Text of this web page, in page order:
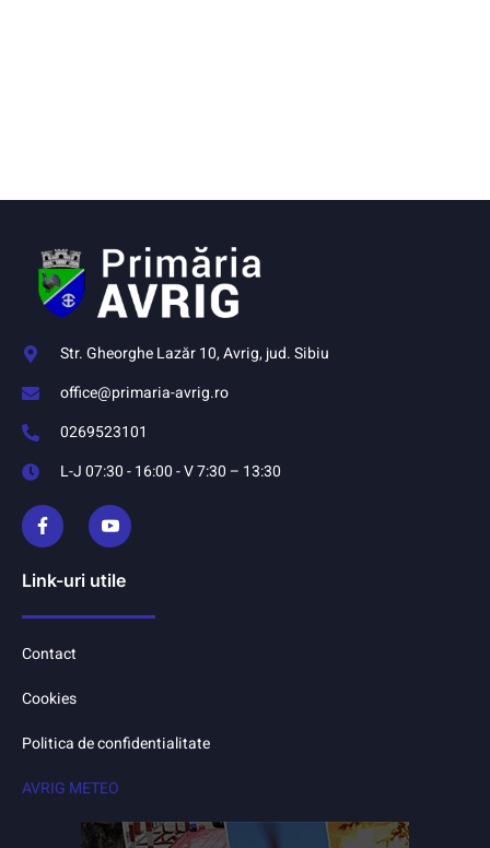
Str. Gheorghe Lazăr 10, Avrig, jud. Sibiu
office@primaria-avrig.ro
0269523101
L-J 07:30 - 16:00 - V 7:30 – 13:30
Link-uri utile
Contact
Cookies
Politica de confidentialitate
AVRIG METEO